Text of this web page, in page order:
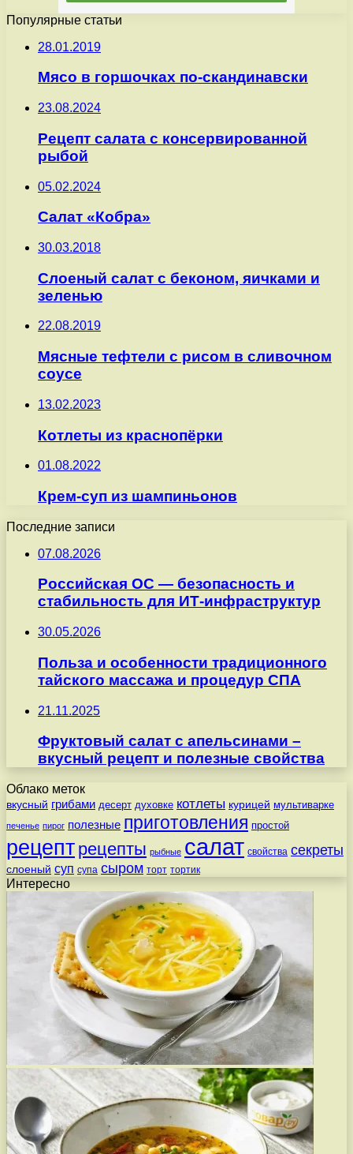
Популярные статьи
28.01.2019
Мясо в горшочках по-скандинавски
23.08.2024
Рецепт салата с консервированной
рыбой
05.02.2024
Салат «Кобра»
30.03.2018
Слоеный салат с беконом, яичками и
зеленью
22.08.2019
Мясные тефтели с рисом в сливочном
соусе
13.02.2023
Котлеты из краснопёрки
01.08.2022
Крем-суп из шампиньонов
Последние записи
07.08.2026
Российская ОС — безопасность и
стабильность для ИТ-инфраструктур
30.05.2026
Польза и особенности традиционного
тайского массажа и процедур СПА
21.11.2025
Фруктовый салат с апельсинами –
вкусный рецепт и полезные свойства
Облако меток
вкусный грибами десерт духовке котлеты курицей мультиварке
печенье пирог полезные приготовления простой
рецепт рецепты рыбные салат свойства секреты
слоеный суп супа сыром торт тортик
Интересно